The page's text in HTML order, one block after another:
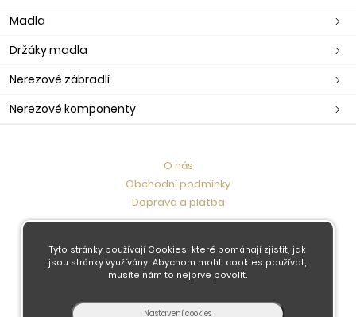
Madla
Držáky madla
Nerezové zábradlí
Nerezové komponenty
O nás
Obchodní podmínky
Doprava a platba
Kontaktujte nás
Tyto stránky používají Cookies, které pomáhají zjistit, jak
jsou stránky využívány. Abychom mohli cookies používat,
musíte nám to nejprve povolit.